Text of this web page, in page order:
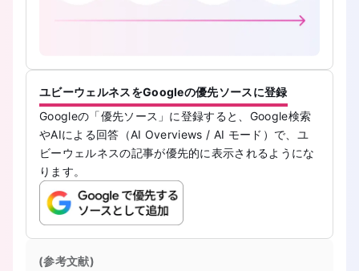
ユビーウェルネスをGoogleの優先ソースに登録
Googleの「優先ソース」に登録すると、Google検索
やAIによる回答（AI Overviews / AI モード）で、ユ
ビーウェルネスの記事が優先的に表示されるようにな
ります。
(参考文献)